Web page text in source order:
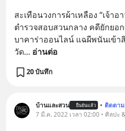
สะเทือนวงการผ้าเหลือง “เจ้า
ตำรวจสอบสวนกลาง คดียักยอ
บาคาร่าออนไลน์ แฉผีพนันเข้า
วัด... อ่านต่อ
20 บันทึก
บ้านและสวน ยืนยันแล้ว • ติดตาม
7 มี.ค. 2022 เวลา 02:00 • ศิลปะ